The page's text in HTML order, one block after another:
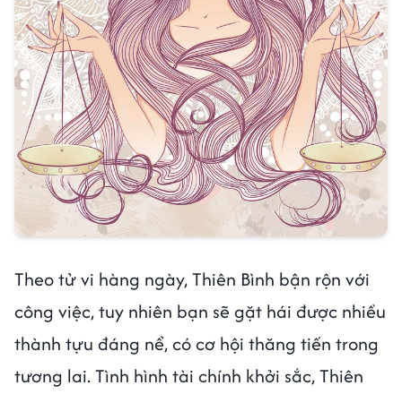
Theo tử vi hàng ngày, Thiên Bình bận rộn với
công việc, tuy nhiên bạn sẽ gặt hái được nhiều
thành tựu đáng nể, có cơ hội thăng tiến trong
tương lai. Tình hình tài chính khởi sắc, Thiên